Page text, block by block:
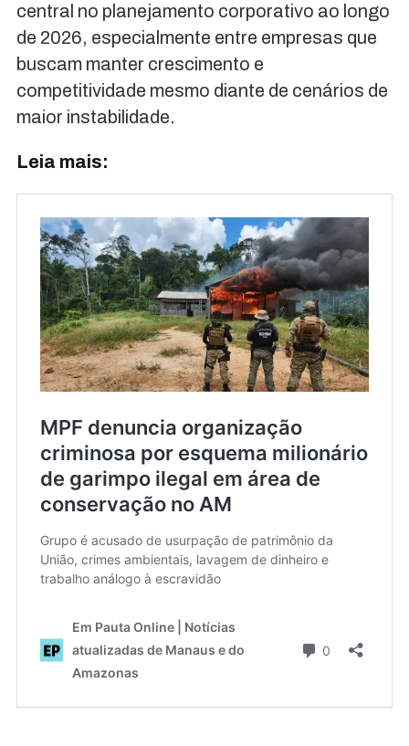
central no planejamento corporativo ao longo
de 2026, especialmente entre empresas que
buscam manter crescimento e
competitividade mesmo diante de cenários de
maior instabilidade.
Leia mais: